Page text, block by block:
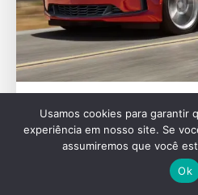
AUTOMOTIVAS
Chevrolet Camaro pode
2029 e desafiar puristas
Usamos cookies para garantir
experiência em nosso site. Se
assumiremos que você
Ok